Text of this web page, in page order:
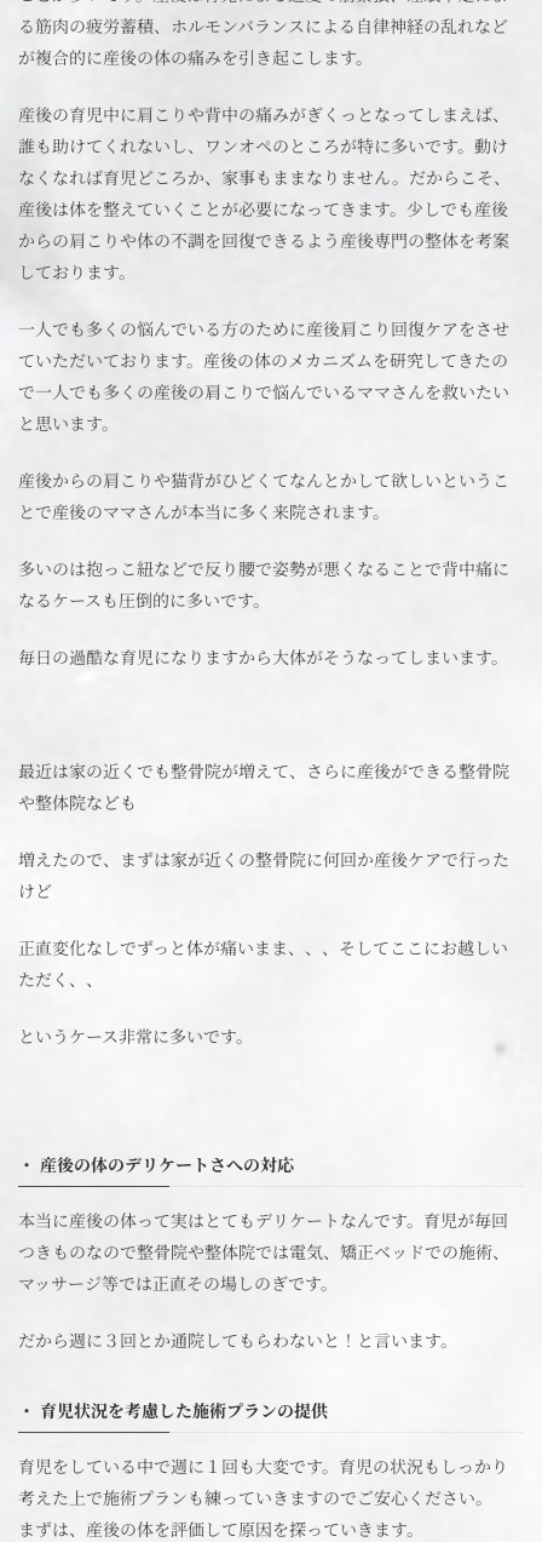
る筋肉の疲労蓄積、ホルモンバランスによる自律神経の乱れなど
が複合的に産後の体の痛みを引き起こします。
産後の育児中に肩こりや背中の痛みがぎくっとなってしまえば、
誰も助けてくれないし、ワンオペのところが特に多いです。動け
なくなれば育児どころか、家事もままなりません。だからこそ、
産後は体を整えていくことが必要になってきます。少しでも産後
からの肩こりや体の不調を回復できるよう産後専門の整体を考案
しております。
一人でも多くの悩んでいる方のために産後肩こり回復ケアをさせ
ていただいております。産後の体のメカニズムを研究してきたの
で一人でも多くの産後の肩こりで悩んでいるママさんを救いたい
と思います。
産後からの肩こりや猫背がひどくてなんとかして欲しいというこ
とで産後のママさんが本当に多く来院されます。
多いのは抱っこ紐などで反り腰で姿勢が悪くなることで背中痛に
なるケースも圧倒的に多いです。
毎日の過酷な育児になりますから大体がそうなってしまいます。
最近は家の近くでも整骨院が増えて、さらに産後ができる整骨院
や整体院なども
増えたので、まずは家が近くの整骨院に何回か産後ケアで行った
けど
正直変化なしでずっと体が痛いまま、、、そしてここにお越しい
ただく、、
というケース非常に多いです。
・ 産後の体のデリケートさへの対応
本当に産後の体って実はとてもデリケートなんです。育児が毎回
つきものなので整骨院や整体院では電気、矯正ベッドでの施術、
マッサージ等では正直その場しのぎです。
だから週に３回とか通院してもらわないと！と言います。
・ 育児状況を考慮した施術プランの提供
育児をしている中で週に１回も大変です。育児の状況もしっかり
考えた上で施術プランも練っていきますのでご安心ください。
まずは、産後の体を評価して原因を探っていきます。